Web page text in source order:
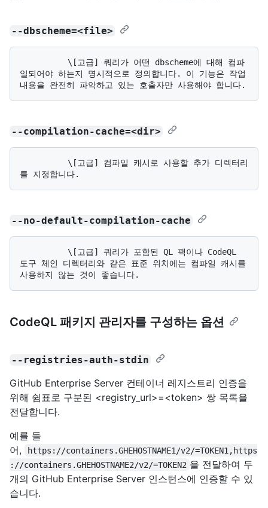
--dbscheme=<file>
일되어야 하는지 명시적으로 정의합니다. 이 기능은 작업
--compilation-cache=<dir>
--no-default-compilation-cache
도구 체인 디렉터리와 같은 표준 위치에는 컴파일 캐시를
CodeQL 패키지 관리자를 구성하는 옵션
--registries-auth-stdin
GitHub Enterprise Server 컨테이너 레지스트리 인증을
위해 쉼표로 구분된 <registry_url>=<token> 쌍 목록을
전달합니다.
예를 들
어,
https://containers.GHEHOSTNAME1/v2/=TOKEN1,https
://containers.GHEHOSTNAME2/v2/=TOKEN2 을 전달하여 두
개의 GitHub Enterprise Server 인스턴스에 인증할 수 있
습니다.